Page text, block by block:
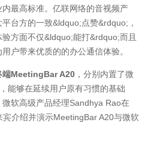
最高标准。亿联网络的音视频产
台方的一致&ldquo;点赞&rdquo;，
方面不仅&ldquo;能打&rdquo;而且
户带来优质的的办公通信体验。
端MeetingBar A20 ，分别内置了微
能够在延续用户原有习惯的基础
微软高级产品经理Sandhya Rao在
介绍并演示MeetingBar A20与微软